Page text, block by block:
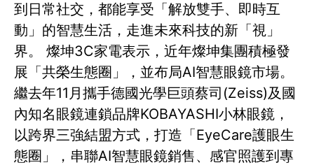
到日常社交，都能享受「解放雙手、即時互
動」的智慧生活，走進未來科技的新「視」
界。 燦坤3C家電表示，近年燦坤集團積極發
展「共榮生態圈」，並布局AI智慧眼鏡市場。
繼去年11月攜手德國光學巨頭蔡司(Zeiss)及國
內知名眼鏡連鎖品牌KOBAYASHI小林眼鏡，
以跨界三強結盟方式，打造「EyeCare護眼生
態圈」，串聯AI智慧眼鏡銷售、感官照護到專